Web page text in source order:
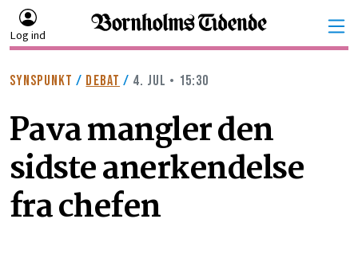
Log ind
SYNSPUNKT / DEBAT / 4. JUL • 15:30
Pava mangler den
sidste anerkendelse
fra chefen